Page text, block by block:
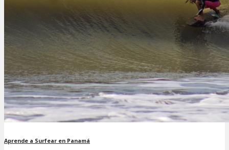
Aprende a Surfear en Panamá